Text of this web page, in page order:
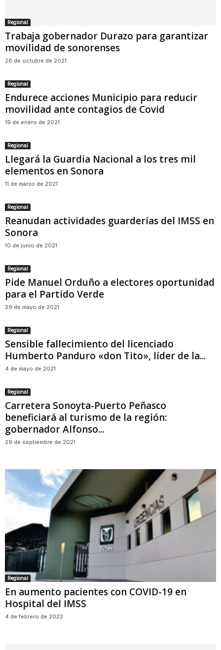
Regional
Trabaja gobernador Durazo para garantizar
movilidad de sonorenses
26 de octubre de 2021
Regional
Endurece acciones Municipio para reducir
movilidad ante contagios de Covid
19 de enero de 2021
Regional
Llegará la Guardia Nacional a los tres mil
elementos en Sonora
11 de marzo de 2021
Regional
Reanudan actividades guarderías del IMSS en
Sonora
10 de junio de 2021
Regional
Pide Manuel Orduño a electores oportunidad
para el Partido Verde
29 de mayo de 2021
Regional
Sensible fallecimiento del licenciado
Humberto Panduro «don Tito», líder de la...
4 de mayo de 2021
Regional
Carretera Sonoyta-Puerto Peñasco
beneficiará al turismo de la región:
gobernador Alfonso...
29 de septiembre de 2021
Regional
En aumento pacientes con COVID-19 en
Hospital del IMSS
4 de febrero de 2022